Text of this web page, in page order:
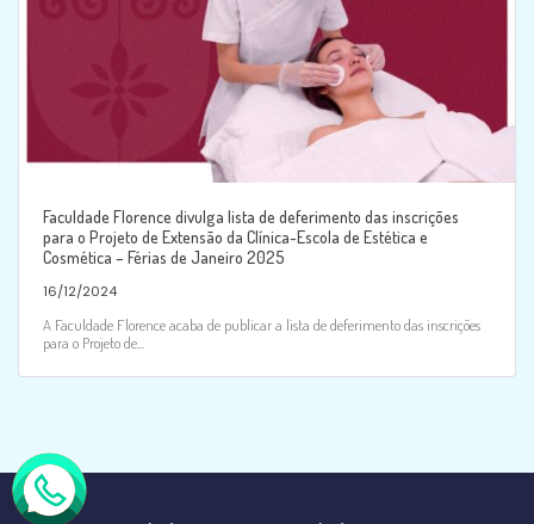
Faculdade Florence divulga lista de deferimento das inscrições
para o Projeto de Extensão da Clínica-Escola de Estética e
Cosmética – Férias de Janeiro 2025
16/12/2024
A Faculdade Florence acaba de publicar a lista de deferimento das inscrições
para o Projeto de...